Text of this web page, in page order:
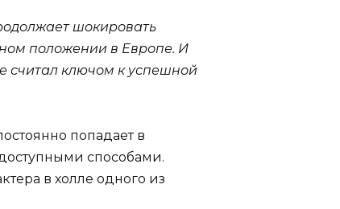
шокировать
положении в Европе. И
считал ключом к успешной
попадает в
способами.
в холле одного из